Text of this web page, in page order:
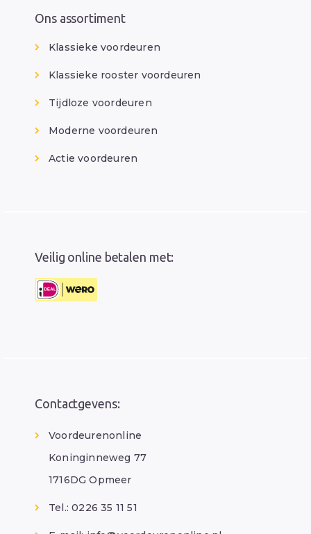
Ons assortiment
Klassieke voordeuren
Klassieke rooster voordeuren
Tijdloze voordeuren
Moderne voordeuren
Actie voordeuren
Veilig online betalen met:
Contactgevens:
Voordeurenonline
Koninginneweg 77
1716DG Opmeer
Tel.: 0226 35 11 51